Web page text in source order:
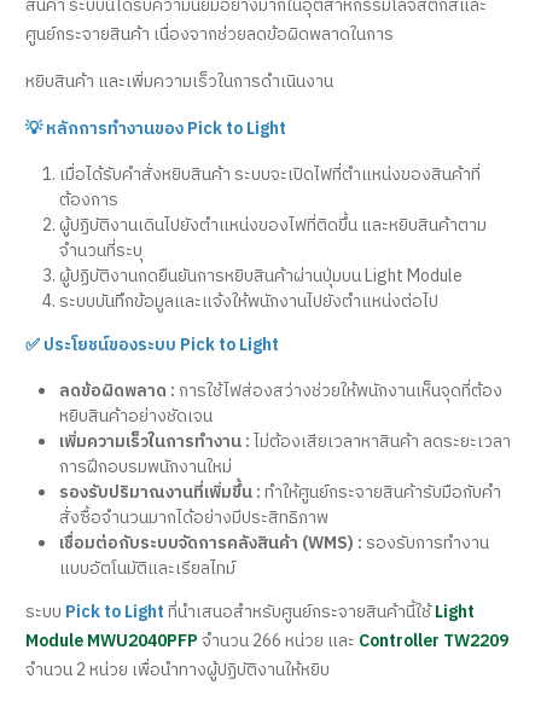
ศูนย์กระจายสินค้า เนื่องจากช่วยลดข้อผิดพลาดในการ
หยิบสินค้า และเพิ่มความเร็วในการดำเนินงาน
💡 หลักการทำงานของ Pick to Light
เมื่อได้รับคำสั่งหยิบสินค้า ระบบจะเปิดไฟที่ตำแหน่งของสินค้าที่
ต้องการ
ผู้ปฏิบัติงานเดินไปยังตำแหน่งของไฟที่ติดขึ้น และหยิบสินค้าตาม
จำนวนที่ระบุ
ผู้ปฏิบัติงานกดยืนยันการหยิบสินค้าผ่านปุ่มบน Light Module
ระบบบันทึกข้อมูลและแจ้งให้พนักงานไปยังตำแหน่งต่อไป
✅ ประโยชน์ของระบบ Pick to Light
ลดข้อผิดพลาด :การใช้ไฟส่องสว่างช่วยให้พนักงานเห็นจุดที่ต้อง
หยิบสินค้าอย่างชัดเจน
เพิ่มความเร็วในการทำงาน :ไม่ต้องเสียเวลาหาสินค้า ลดระยะเวลา
การฝึกอบรมพนักงานใหม่
รองรับปริมาณงานที่เพิ่มขึ้น :ทำให้ศูนย์กระจายสินค้ารับมือกับคำ
สั่งซื้อจำนวนมากได้อย่างมีประสิทธิภาพ
เชื่อมต่อกับระบบจัดการคลังสินค้า (WMS) :รองรับการทำงาน
แบบอัตโนมัติและเรียลไทม์
ระบบ Pick to Lightที่นำเสนอสำหรับศูนย์กระจายสินค้านี้ใช้Light
Module MWU2040PFPจำนวน 266 หน่วย และ Controller TW2209
จำนวน 2 หน่วย เพื่อนำทางผู้ปฏิบัติงานให้หยิบ